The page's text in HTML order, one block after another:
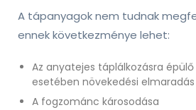
A tápanyagok nem tudnak
ennek következménye lehet:
Az anyatejes táplálkozásra
esetében növekedési elmaradás
A fogzománc károsodása